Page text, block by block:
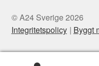
© A24 Sverige 2026
Integritetspolicy
Byggt